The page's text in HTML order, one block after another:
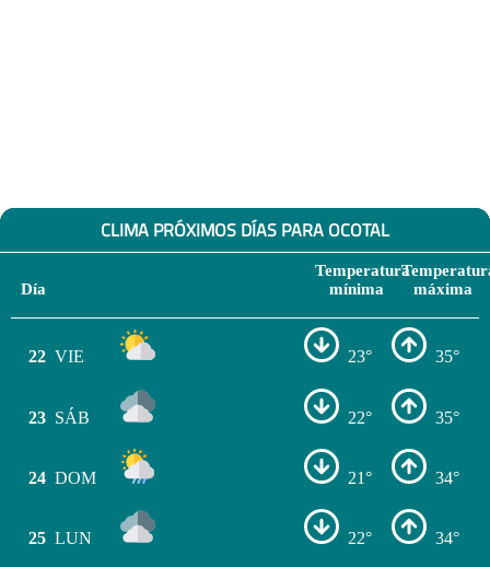
CLIMA PRÓXIMOS DÍAS PARA OCOTAL
Día
Temperatura
mínima
máxima
22 VIE 23° 35°
23 SÁB 22° 35°
24 DOM 21° 34°
25 LUN 22° 34°